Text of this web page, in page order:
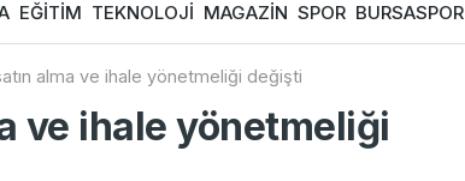
EĞİTİM TEKNOLOJİ MAGAZİN SPOR BURSASPOR
alma ve ihale yönetmeliği değişti
ve ihale yönetmeliği